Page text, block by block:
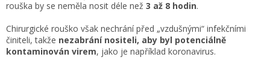
rouška by se neměla nosit déle než 3 až 8 hodin.
Chirurgické rouško ​​však nechrání před „vzdušnými“ infekčními
činiteli, takže nezabrání nositeli, aby byl potenciálně
kontaminován virem, jako je například koronavirus.